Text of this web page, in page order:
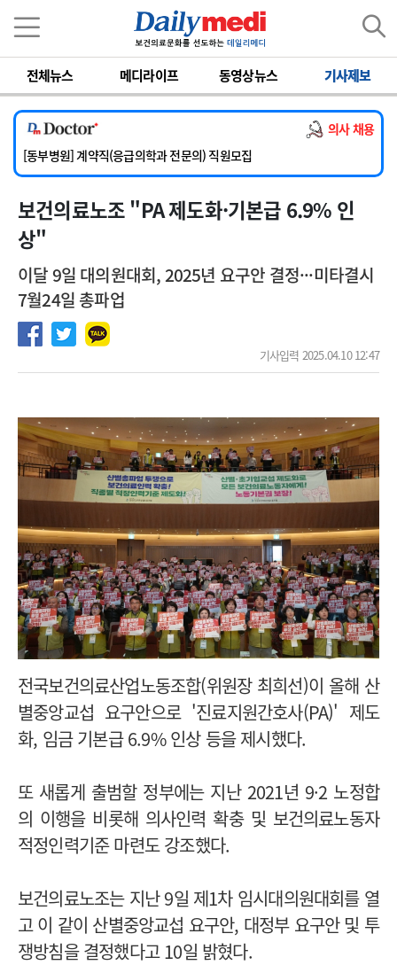
전체뉴스 메디라이프 동영상뉴스 기사제보
의사 채용
[서울아산병원] 2026년 하반기 인턴 모집
[영남대학교의료원] 마취통증의학과 임기제 임상의사 채용
[충남대학교병원] 소아청소년과(소아응급전담) 계약직 의사 공개채용
[동부병원] 계약직(응급의학과 전문의) 직원모집
[이대목동병원] 하반기 전공의(레지던트1년차) 모집
[서울아산병원] 2026년 하반기 인턴 모집
[영남대학교의료원] 마취통증의학과 임기제 임상의사 채용
보건의료노조 "PA 제도화·기본급 6.9% 인
상"
이달 9일 대의원대회, 2025년 요구안 결정···미타결시
7월24일 총파업
기사입력 2025.04.10 12:47
전국보건의료산업노동조합(위원장 최희선)이 올해 산
별중앙교섭 요구안으로 '진료지원간호사(PA)' 제도
화, 임금 기본급 6.9% 인상 등을 제시했다.
또 새롭게 출범할 정부에는 지난 2021년 9·2 노정합
의 이행을 비롯해 의사인력 확충 및 보건의료노동자
적정인력기준 마련도 강조했다.
보건의료노조는 지난 9일 제1차 임시대의원대회를 열
고 이 같이 산별중앙교섭 요구안, 대정부 요구안 및 투
쟁방침을 결정했다고 10일 밝혔다.